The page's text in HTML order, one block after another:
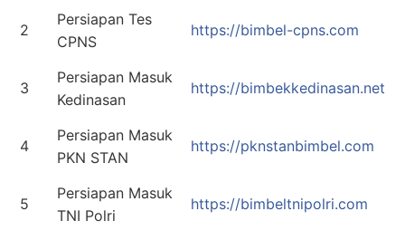
2
Persiapan Tes
CPNS
https://bimbel-cpns.com
3
Persiapan Masuk
Kedinasan
https://bimbekkedinasan.net
4
Persiapan Masuk
PKN STAN
https://pknstanbimbel.com
5
Persiapan Masuk
TNI Polri
https://bimbeltnipolri.com